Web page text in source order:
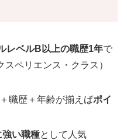
レベルB以上の職歴1年で
ペリエンス・クラス）
職歴＋年齢が揃えばポイ
強い職種として人気